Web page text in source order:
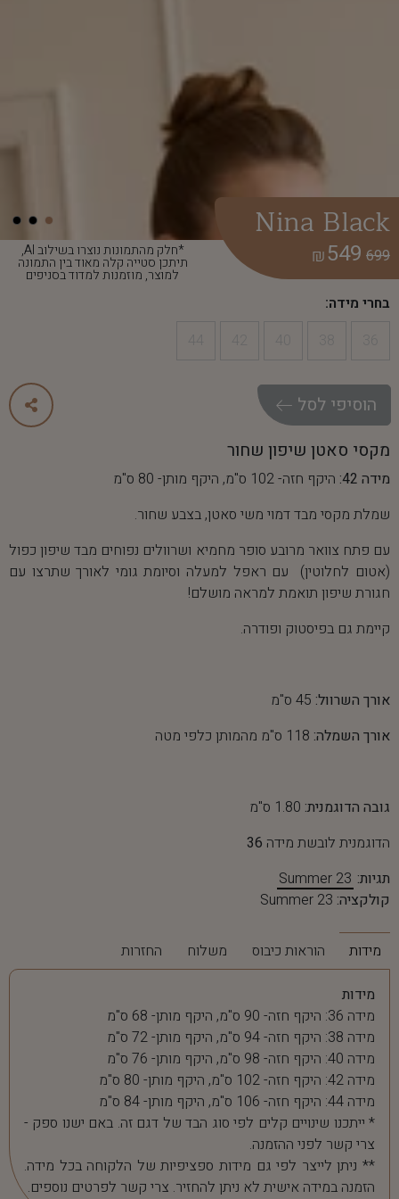
*חלק מהתמונות נוצרו בשילוב AI,
תיתכן סטייה קלה מאוד בין התמונה
למוצר, מוזמנות למדוד בסניפים
Nina Black
699
549
₪
בחרי מידה:
הוסיפי לסל
מקסי סאטן שיפון שחור
מידה 42:
היקף חזה- 102 ס"מ, היקף מותן- 80 ס"מ
שמלת מקסי מבד דמוי משי סאטן, בצבע שחור.
עם פתח צוואר מרובע סופר מחמיא ושרוולים נפוחים מבד שיפון כפול
(אטום לחלוטין) עם ראפל למעלה וסיומת גומי לאורך שתרצו עם
חגורת שיפון תואמת למראה מושלם!
קיימת גם בפיסטוק ופודרה.
אורך השרוול: 45 ס"מ
אורך השמלה:
גובה הדוגמנית: 1.80 ס"מ
הדוגמנית לובשת מידה 36
תגיות: Summer 23
קולקציה: Summer 23
מידות הוראות כיבוס משלוח החזרות
מידות
מידה 36: היקף חזה- 90 ס"מ, היקף מותן- 68 ס"מ
מידה 38: היקף חזה- 94 ס"מ, היקף מותן- 72 ס"מ
מידה 40: היקף חזה- 98 ס"מ, היקף מותן- 76 ס"מ
מידה 42: היקף חזה- 102 ס"מ, היקף מותן- 80 ס"מ
מידה 44: היקף חזה- 106 ס"מ, היקף מותן- 84 ס"מ
* ייתכנו שינויים קלים לפי סוג הבד של דגם זה. באם ישנו ספק -
צרי קשר לפני ההזמנה.
** ניתן לייצר לפי גם מידות ספציפיות של הלקוחה בכל מידה.
הזמנה במידה אישית לא ניתן להחזיר. צרי קשר לפרטים נוספים.